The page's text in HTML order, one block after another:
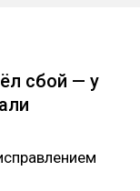
сбой — у